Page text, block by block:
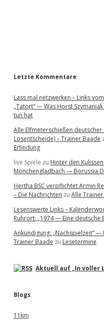
Letzte Kommentare
Lass mal netzwerken – Links
„Tatort“ — Was Horst
tun hat
Alle Elfmeterschießen
Losentscheide) – Trainer Baade
Erfindung
live Spiele zu Hinter den
Mönchengladbach — Borussia
Hertha BSC verpflichtet Armin
– Die Nachrichten zu Alle
Lesenswerte Links –
Ruhrort: „1974 — Eine deutsche
Ankündigung: „Nachspielzeit“
Trainer Baade zu Lesetermine
Aktuell auf „In voller
Blogs
11km